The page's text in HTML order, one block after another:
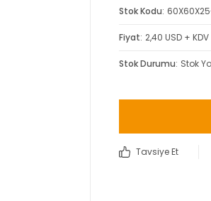
Stok Kodu
Fiyat 2,40 USD + KDV
Stok Durumu Stok
Tavsiye Et